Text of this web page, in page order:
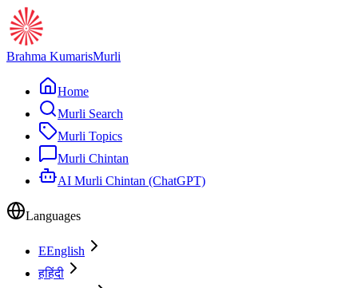
Brahma KumarisMurli
Home
Murli Search
Murli Topics
Murli Chintan
AI Murli Chintan (ChatGPT)
Languages
EEnglish
हहिंदी